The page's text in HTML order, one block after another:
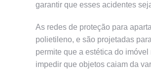
garantir que esses acidentes
As redes de proteção para
polietileno, e são projetadas
permite que a estética do
impedir que objetos caiam da